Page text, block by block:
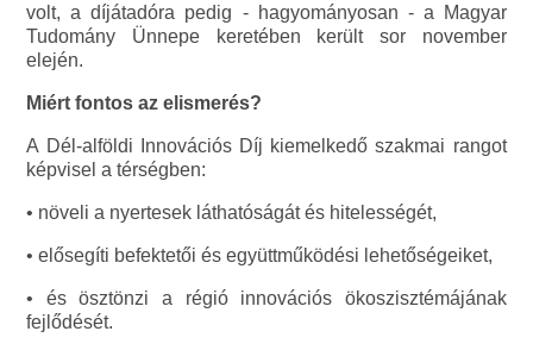
volt, a díjátadóra pedig - hagyományosan - a Magyar
Tudomány Ünnepe keretében került sor november
elején.
Miért fontos az elismerés?
A Dél-alföldi Innovációs Díj kiemelkedő szakmai rangot
képvisel a térségben:
• növeli a nyertesek láthatóságát és hitelességét,
• elősegíti befektetői és együttműködési lehetőségeiket,
• és ösztönzi a régió innovációs ökoszisztémájának
fejlődését.